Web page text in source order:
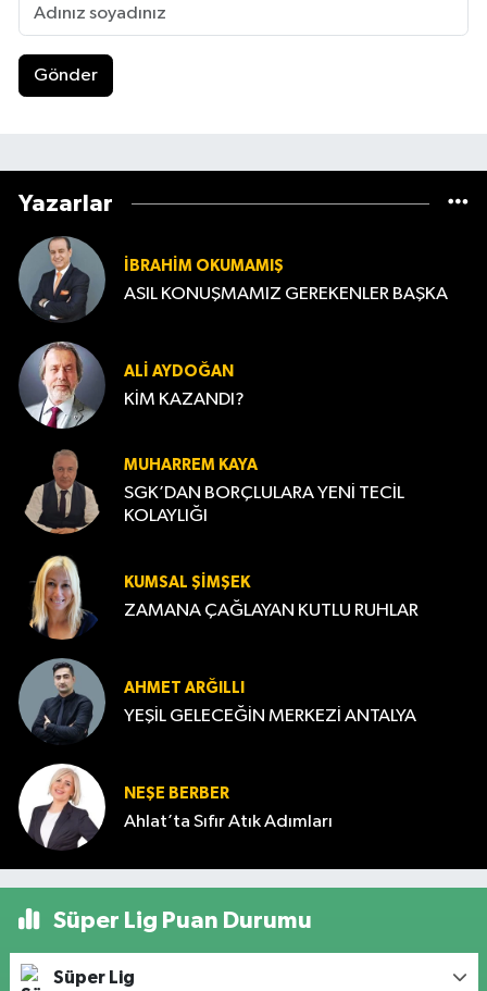
Gönder
Yazarlar
İBRAHIM OKUMAMIŞ
ASIL KONUŞMAMIZ GEREKENLER BAŞKA
ALI AYDOĞAN
KİM KAZANDI?
MUHARREM KAYA
SGK’DAN BORÇLULARA YENİ TECİL
KOLAYLIĞI
KUMSAL ŞIMŞEK
ZAMANA ÇAĞLAYAN KUTLU RUHLAR
AHMET ARĞILLI
YEŞİL GELECEĞİN MERKEZİ ANTALYA
NEŞE BERBER
Ahlat’ta Sıfır Atık Adımları
Süper Lig Puan Durumu
Süper Lig